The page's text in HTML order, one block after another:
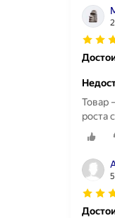
Товар
роста